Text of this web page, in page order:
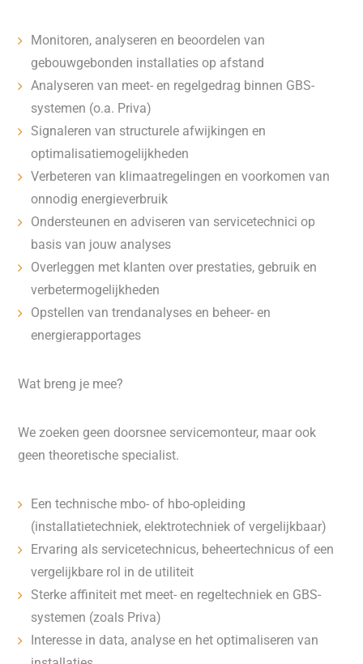
Monitoren, analyseren en beoordelen van
gebouwgebonden installaties op afstand
Analyseren van meet- en regelgedrag binnen GBS-
systemen (o.a. Priva)
Signaleren van structurele afwijkingen en
optimalisatiemogelijkheden
Verbeteren van klimaatregelingen en voorkomen van
onnodig energieverbruik
Ondersteunen en adviseren van servicetechnici op
basis van jouw analyses
Overleggen met klanten over prestaties, gebruik en
verbetermogelijkheden
Opstellen van trendanalyses en beheer- en
energierapportages
Wat breng je mee?
We zoeken geen doorsnee servicemonteur, maar ook
geen theoretische specialist.
Een technische mbo- of hbo-opleiding
(installatietechniek, elektrotechniek of vergelijkbaar)
Ervaring als servicetechnicus, beheertechnicus of een
vergelijkbare rol in de utiliteit
Sterke affiniteit met meet- en regeltechniek en GBS-
systemen (zoals Priva)
Interesse in data, analyse en het optimaliseren van